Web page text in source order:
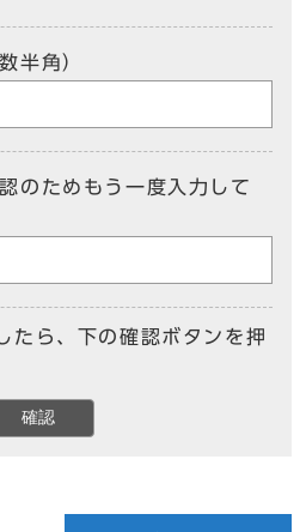
半角）
のためもう一度入力して
たら、下の確認ボタンを押
確認